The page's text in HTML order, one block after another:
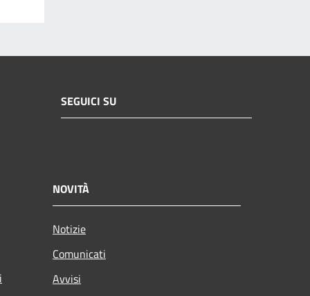
SEGUICI SU
NOVITÀ
Notizie
Comunicati
Avvisi